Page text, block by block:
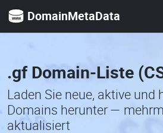
DomainMetaData
.gf Domain-Liste
Laden Sie neue, aktive und
Domains herunter —
aktualisiert